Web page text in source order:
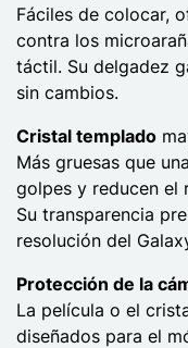
Fáciles de colocar,
contra los
táctil. Su delgadez
sin cambios.
Cristal templado
Más gruesas que
golpes y reducen el
Su transparencia
resolución del
Protección de la
La película o el
diseñados para el